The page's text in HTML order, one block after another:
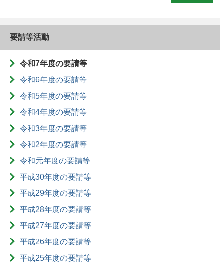
要請等活動
令和7年度の要請等
令和6年度の要請等
令和5年度の要請等
令和4年度の要請等
令和3年度の要請等
令和2年度の要請等
令和元年度の要請等
平成30年度の要請等
平成29年度の要請等
平成28年度の要請等
平成27年度の要請等
平成26年度の要請等
平成25年度の要請等